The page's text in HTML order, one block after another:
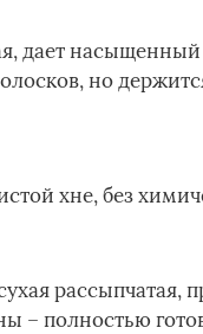
дает
но
хне, без
рассыпчатая,
– полностью